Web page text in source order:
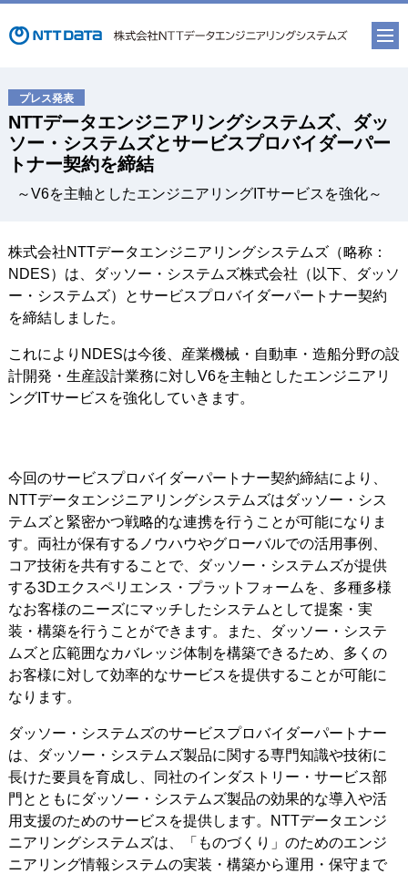
NTTデータエンジニアリングシステムズ、ダッ
ソー・システムズとサービスプロバイダーパー
トナー契約を締結
～V6を主軸としたエンジニアリングITサービスを強化～
株式会社NTTデータエンジニアリングシステムズ（略称：
NDES）は、ダッソー・システムズ株式会社（以下、ダッソ
ー・システムズ）とサービスプロバイダーパートナー契約
を締結しました。
これによりNDESは今後、産業機械・自動車・造船分野の設
計開発・生産設計業務に対しV6を主軸としたエンジニアリ
ングITサービスを強化していきます。
今回のサービスプロバイダーパートナー契約締結により、
NTTデータエンジニアリングシステムズはダッソー・シス
テムズと緊密かつ戦略的な連携を行うことが可能になりま
す。両社が保有するノウハウやグローバルでの活用事例、
コア技術を共有することで、ダッソー・システムズが提供
する3Dエクスペリエンス・プラットフォームを、多種多様
なお客様のニーズにマッチしたシステムとして提案・実
装・構築を行うことができます。また、ダッソー・システ
ムズと広範囲なカバレッジ体制を構築できるため、多くの
お客様に対して効率的なサービスを提供することが可能に
なります。
ダッソー・システムズのサービスプロバイダーパートナー
は、ダッソー・システムズ製品に関する専門知識や技術に
長けた要員を育成し、同社のインダストリー・サービス部
門とともにダッソー・システムズ製品の効果的な導入や活
用支援のためのサービスを提供します。NTTデータエンジ
ニアリングシステムズは、「ものづくり」のためのエンジ
ニアリング情報システムの実装・構築から運用・保守まで